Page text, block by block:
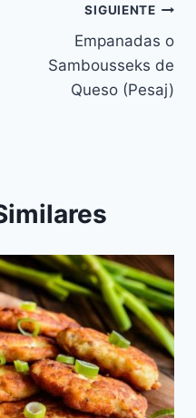
SIGUIENTE
Empanadas o
Sambousseks de
Queso (Pesaj)